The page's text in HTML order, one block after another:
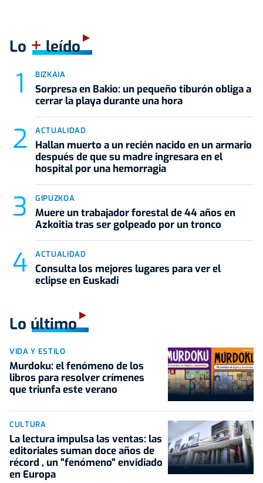
Lo +leído
BIZKAIA
Sorpresa en Bakio: un pequeño tiburón obliga a
cerrar la playa durante una hora
ACTUALIDAD
Hallan muerto a un recién nacido en un armario
después de que su madre ingresara en el
hospital por una hemorragia
GIPUZKOA
Muere un trabajador forestal de 44 años en
Azkoitia tras ser golpeado por un tronco
ACTUALIDAD
Consulta los mejores lugares para ver el
eclipse en Euskadi
Lo último
VIDA Y ESTILO
Murdoku: el fenómeno de los
libros para resolver crímenes
que triunfa este verano
CULTURA
La lectura impulsa las ventas: las
editoriales suman doce años de
récord , un "fenómeno" envidiado
en Europa